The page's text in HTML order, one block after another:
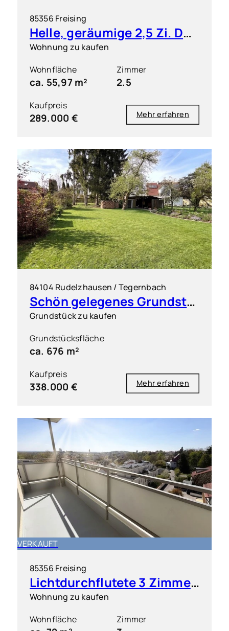
85356 Freising
Helle, geräumige 2,5 Zi. DG ETW mit kleiner Dachterrasse
Wohnung zu kaufen
Wohnfläche
ca. 55,97 m²
Zimmer
2.5
Kaufpreis
289.000 € Mehr erfahren
84104 Rudelzhausen / Tegernbach
Schön gelegenes Grundstück für ein Doppelhaus (2 DHH)
Grundstück zu kaufen
Grundstücksfläche
ca. 676 m²
Kaufpreis
338.000 € Mehr erfahren
VERKAUFT
85356 Freising
Lichtdurchflutete 3 Zimmer-Wohnung mit traumhaften Weitblick
Wohnung zu kaufen
Wohnfläche
Zimmer